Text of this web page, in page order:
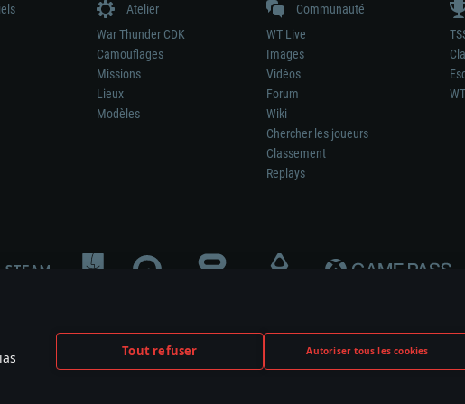
Tout refuser Autoriser tous les cookies
Atelier
War Thunder CDK
Camouflages
Missions
Lieux
Modèles
Communauté
WT Live
Images
Vidéos
Forum
Wiki
Chercher les joueurs
Classement
Replays
au développement du jeu, le sponsoring ou à l’approbation de tout fabricant
of their respective owners.